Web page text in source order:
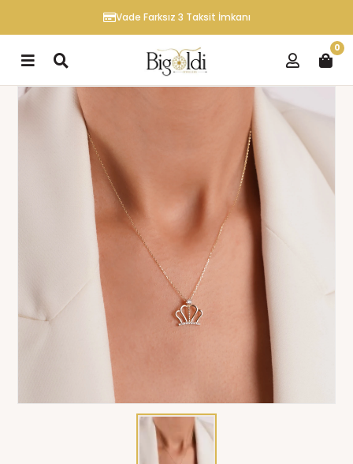
Vade Farksız 3 Taksit İmkanı
0